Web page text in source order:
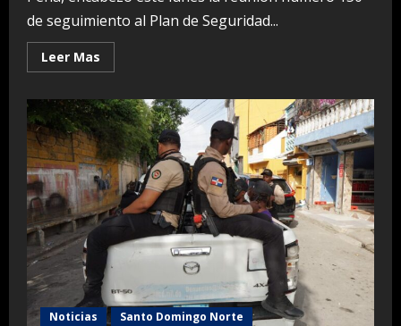
de seguimiento al Plan de Seguridad...
Leer Mas
more
Peña
encabeza
reunión
del
Plan
de
Seguridad
Ciudadana;
pasa
balance
a
avances
Noticias Santo Domingo Norte